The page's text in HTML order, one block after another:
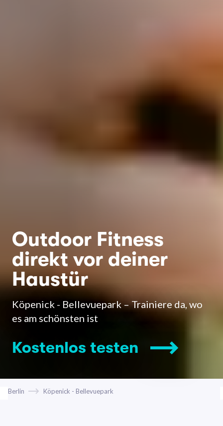
Outdoor Fitness
direkt vor deiner
Haustür
Köpenick - Bellevuepark – Trainiere da, wo
es am schönsten ist
Kostenlos testen
Berlin Köpenick - Bellevuepark